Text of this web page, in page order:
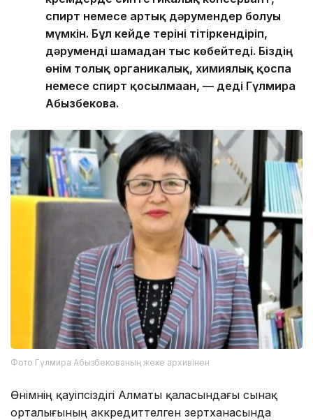
спирт немесе артық дәрумендер болуы
мүмкін. Бұл кейде теріні тітіркендіріп,
дәруменді шамадан тыс көбейтеді. Біздің
өнім толық органикалық, химиялық қоспа
немесе спирт қосылмаған, — деді Гүлмира
Абызбекова.
Фото Гүлмира Абызбекованың жеке архивінен
Өнімнің қауіпсіздігі Алматы қаласындағы сынақ
орталығының аккредиттелген зертханасында